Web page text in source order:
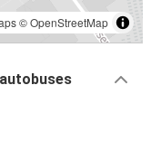
©OpenStreetMap